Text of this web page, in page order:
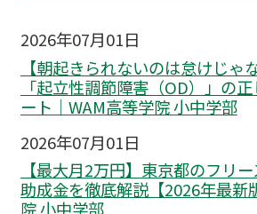
2026年07月01日
【朝起きられないのは怠けじゃ
「起立性調節障害（OD）」の
ート｜WAM高等学院 小中学部
2026年07月01日
【最大月2万円】東京都のフリ
助成金を徹底解説【2026年最新
院 小中学部